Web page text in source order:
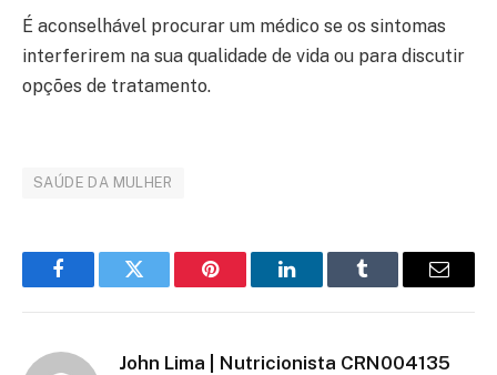
É aconselhável procurar um médico se os sintomas
interferirem na sua qualidade de vida ou para discutir
opções de tratamento.
SAÚDE DA MULHER
FacebookTwitter Pinterest LinkedInTumblr Email
John Lima | Nutricionista CRN004135